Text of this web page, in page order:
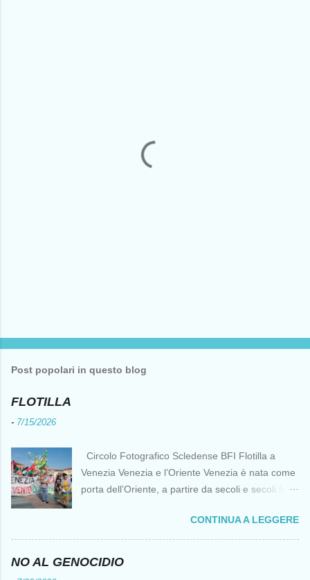
Post popolari in questo blog
FLOTILLA
- 7/15/2026
Circolo Fotografico Scledense BFI Flotilla a
Venezia Venezia e l’Oriente Venezia è nata come
porta dell’Oriente, a partire da secoli e secoli fa ai
di cantierizzazione veneziane divennero preziose
per tutti i crociati diretti a Gerusalemme. Proprio
le crociate fornirono ai veneziani l’occasione per
CONTINUA A LEGGERE
NO AL GENOCIDIO